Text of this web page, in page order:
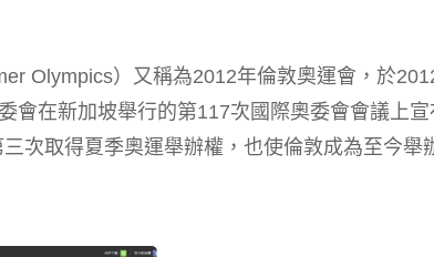
Olympics）又稱為2012年倫敦奧運會，於
會在新加坡舉行的第117次國際奧委會會議上
次取得夏季奧運舉辦權，也使倫敦成為至今舉